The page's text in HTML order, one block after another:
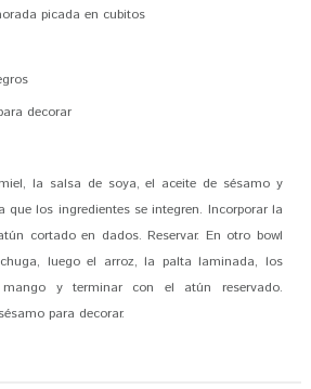
picada en cubitos
decorar
la salsa de soya, el aceite de sésamo y
que los ingredientes se integren. Incorporar la
cortado en dados. Reservar. En otro bowl
luego el arroz, la palta laminada, los
y terminar con el atún reservado.
para decorar.